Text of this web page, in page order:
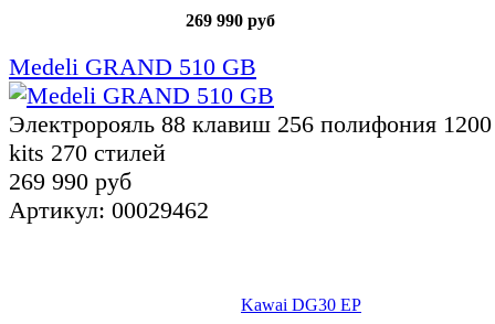
270 стилей
269 990 руб
Medeli GRAND 510 GB
Электророяль 88 клавиш 256 полифония
kits 270 стилей
269 990 руб
Артикул: 00029462
Kawai DG30 EP